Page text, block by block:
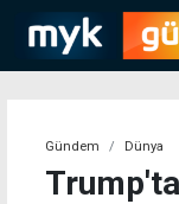
Gündem Dünya